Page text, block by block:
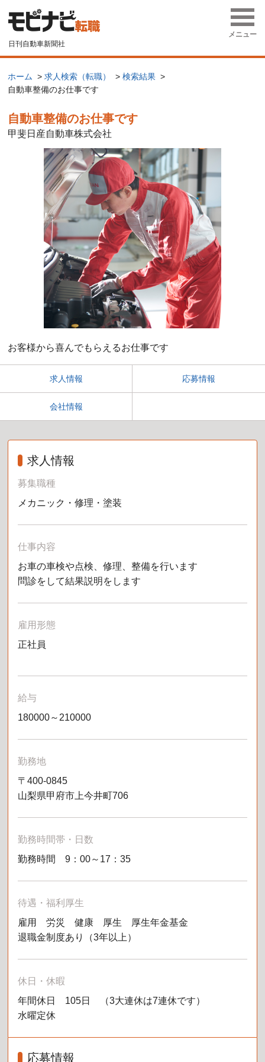
日刊自動車新聞社
メニュー
ホーム 求人検索（転職）
検索結果
自動車整備のお仕事です
自動車整備のお仕事です
甲斐日産自動車株式会社
お客様から喜んでもらえるお仕事です
求人情報 応募情報
会社情報
求人情報
募集職種
メカニック・修理・塗装
仕事内容
お車の車検や点検、修理、整備を行います
問診をして結果説明をします
雇用形態
正社員
給与
180000～210000
勤務地
〒400-0845
山梨県甲府市上今井町706
勤務時間帯・日数
勤務時間 9：00～17：35
待遇・福利厚生
雇用 労災 健康 厚生 厚生年金基金
退職金制度あり（3年以上）
休日・休暇
年間休日 105日 （3大連休は7連休です）
水曜定休
応募情報